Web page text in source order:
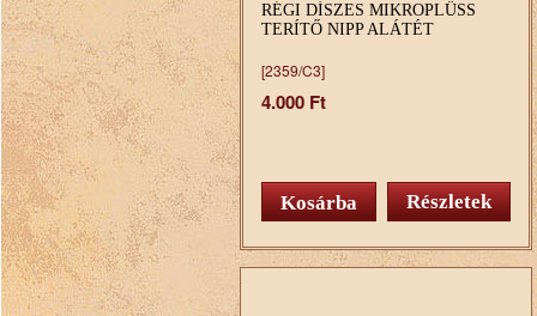
RÉGI DÍSZES MIKROPLÜSS
TERÍTŐ NIPP ALÁTÉT
[2359/C3]
4.000 Ft
Részletek